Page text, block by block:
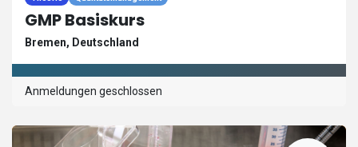
GMP Basiskurs
Bremen, Deutschland
Anmeldungen geschlossen